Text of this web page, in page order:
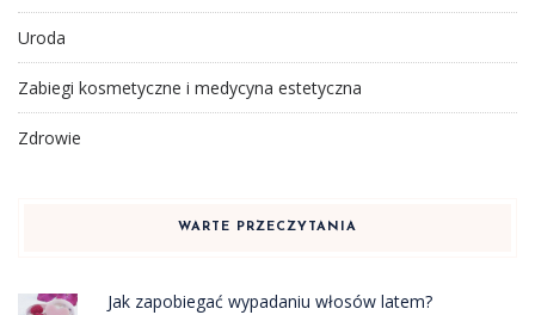
Uroda
Zabiegi kosmetyczne i medycyna estetyczna
Zdrowie
WARTE PRZECZYTANIA
Jak zapobiegać wypadaniu włosów latem?